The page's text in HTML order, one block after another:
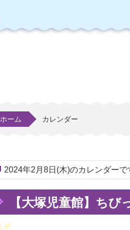
ホーム カレンダー
2024年2月8日(木)のカレンダーで
【大塚児童館】ちび